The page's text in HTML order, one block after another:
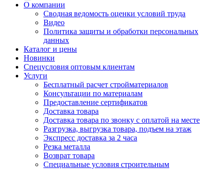
О компании
Сводная ведомость оценки условий труда
Видео
Политика защиты и обработки персональных
данных
Каталог и цены
Новинки
Спецусловия оптовым клиентам
Услуги
Бесплатный расчет стройматериалов
Консультации по материалам
Предоставление сертификатов
Доставка товара
Доставка товара по звонку с оплатой на месте
Разгрузка, выгрузка товара, подъем на этаж
Экспресс доставка за 2 часа
Резка металла
Возврат товара
Специальные условия строительным